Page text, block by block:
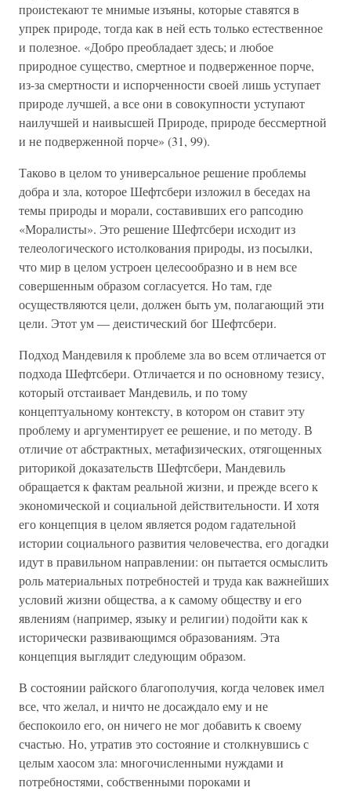
проистекают те мнимые изъяны, которые ставятся в
упрек природе, тогда как в ней есть только естественное
и полезное. «Добро преобладает здесь; и любое
природное существо, смертное и подверженное порче,
из-за смертности и испорченности своей лишь уступает
природе лучшей, а все они в совокупности уступают
наилучшей и наивысшей Природе, природе бессмертной
и не подверженной порче» (31, 99).
Таково в целом то универсальное решение проблемы
добра и зла, которое Шефтсбери изложил в беседах на
темы природы и морали, составивших его рапсодию
«Моралисты». Это решение Шефтсбери исходит из
телеологического истолкования природы, из посылки,
что мир в целом устроен целесообразно и в нем все
совершенным образом согласуется. Но там, где
осуществляются цели, должен быть ум, полагающий эти
цели. Этот ум — деистический бог Шефтсбери.
Подход Мандевиля к проблеме зла во всем отличается от
подхода Шефтсбери. Отличается и по основному тезису,
который отстаивает Мандевиль, и по тому
концептуальному контексту, в котором он ставит эту
проблему и аргументирует ее решение, и по методу. В
отличие от абстрактных, метафизических, отягощенных
риторикой доказательств Шефтсбери, Мандевиль
обращается к фактам реальной жизни, и прежде всего к
экономической и социальной действительности. И хотя
его концепция в целом является родом гадательной
истории социального развития человечества, его догадки
идут в правильном направлении: он пытается осмыслить
роль материальных потребностей и труда как важнейших
условий жизни общества, а к самому обществу и его
явлениям (например, языку и религии) подойти как к
исторически развивающимся образованиям. Эта
концепция выглядит следующим образом.
В состоянии райского благополучия, когда человек имел
все, что желал, и ничто не досаждало ему и не
беспокоило его, он ничего не мог добавить к своему
счастью. Но, утратив это состояние и столкнувшись с
целым хаосом зла: многочисленными нуждами и
потребностями, собственными пороками и